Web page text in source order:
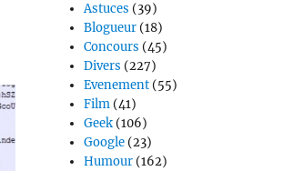
Astuces (39)
Blogueur (18)
Concours (45)
Divers (227)
Evenement (55)
Film (41)
Geek (106)
Google (23)
Humour (162)